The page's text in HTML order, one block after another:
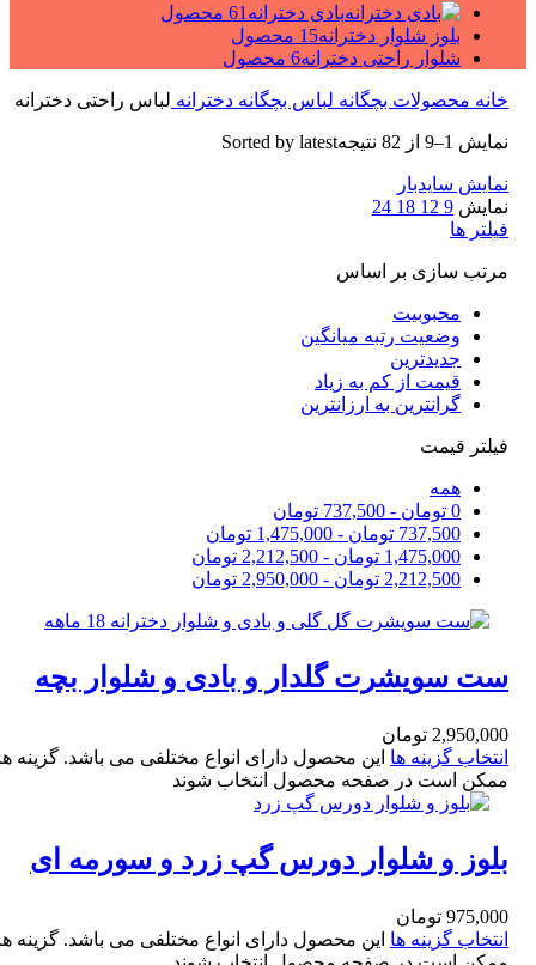
بادی دخترانه 61 محصول
بلوز شلوار دخترانه15 محصول
شلوار راحتی دخترانه6 محصول
خانه محصولات بچگانه لباس بچگانه دخترانه لباس راحتی دخترانه
نمایش 1–9 از 82 نتیجه Sorted by latest
نمایش سایدبار
نمایش 9
12
18
24
فیلتر ها
مرتب سازی بر اساس
محبوبیت
وضعیت رتبه میانگین
جدیدترین
قیمت از کم به زیاد
گرانترین به ارزانترین
فیلتر قیمت
همه
0 تومان -
737,500 تومان
737,500 تومان -
1,475,000 تومان
1,475,000 تومان -
2,212,500 تومان
2,212,500 تومان -
2,950,000 تومان
ست سویشرت گلدار و بادی و شلوار بچه
2,950,000 تومان
انتخاب گزینه ها این محصول دارای انواع مختلفی می باشد. گزینه
ممکن است در صفحه محصول انتخاب شوند
بلوز و شلوار دورس گپ زرد و سورمه ای
975,000 تومان
انتخاب گزینه ها این محصول دارای انواع مختلفی می باشد. گزینه